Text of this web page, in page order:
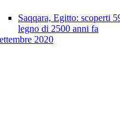
Saqqara, Egitto: scoperti
legno di 2500 anni fa
2020